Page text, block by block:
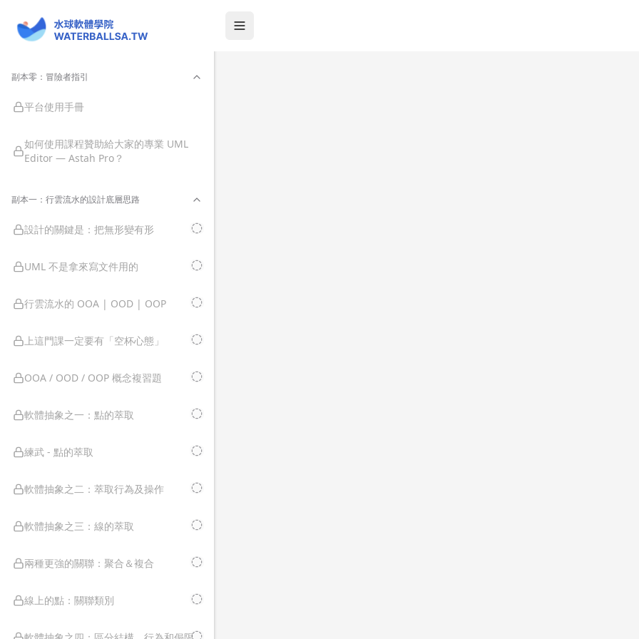
副本零：冒險者指引
平台使用手冊
如何使用課程贊助給大家的專業 UML
Editor — Astah Pro？
副本一：行雲流水的設計底層思路
設計的關鍵是：把無形變有形
UML 不是拿來寫文件用的
行雲流水的 OOA | OOD | OOP
上這門課一定要有「空杯心態」
OOA / OOD / OOP 概念複習題
軟體抽象之一：點的萃取
練武 - 點的萃取
軟體抽象之二：萃取行為及操作
軟體抽象之三：線的萃取
兩種更強的關聯：聚合＆複合
線上的點：關聯類別
Toggle Sidebar